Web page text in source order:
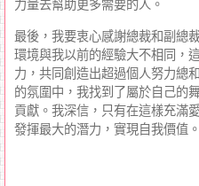
力量去幫助更多需要的人。
最後，我要衷心感謝總裁和副總
環境與我以前的經驗大不相同，
力，共同創造出超過個人努力總
的氛圍中，我找到了屬於自己的
貢獻。我深信，只有在這樣充滿
發揮最大的潛力，實現自我價值。